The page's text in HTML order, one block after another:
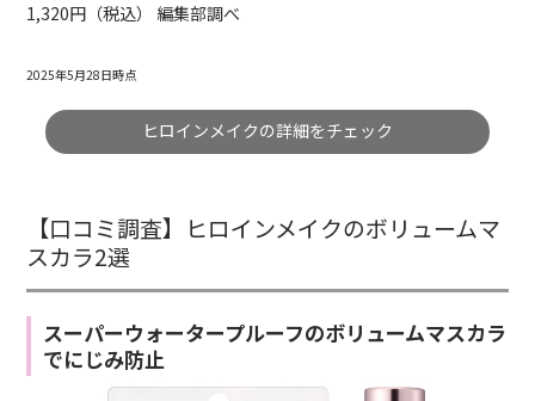
1,320円（税込） 編集部調べ
2025年5月28日時点
ヒロインメイクの詳細をチェック
【口コミ調査】ヒロインメイクのボリュームマ
スカラ2選
スーパーウォータープルーフのボリュームマスカラ
でにじみ防止